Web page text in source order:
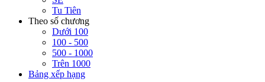
Tu Tiên
Theo số chương
Dưới 100
100 - 500
500 - 1000
Trên 1000
Bảng xếp hạng